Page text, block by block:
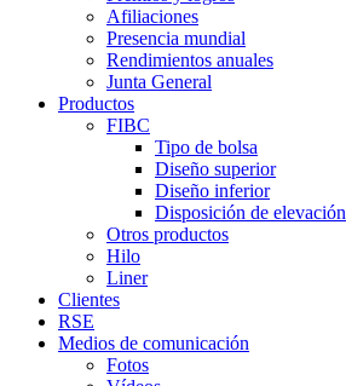
Afiliaciones
Presencia mundial
Rendimientos anuales
Junta General
Productos
FIBC
Tipo de bolsa
Diseño superior
Diseño inferior
Disposición de elevación
Otros productos
Hilo
Liner
Clientes
RSE
Medios de comunicación
Fotos